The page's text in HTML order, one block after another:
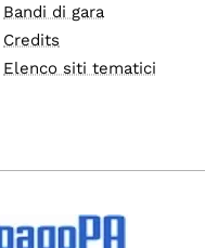
Bandi di gara
Credits
Elenco siti tematici